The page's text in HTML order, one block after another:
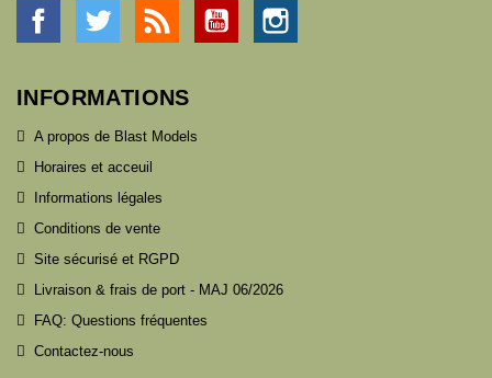
Facebook Twitter YouTube
INFORMATIONS
A propos de Blast Models
Horaires et acceuil
Informations légales
Conditions de vente
Site sécurisé et RGPD
Livraison & frais de port - MAJ 06/2026
FAQ: Questions fréquentes
Contactez-nous